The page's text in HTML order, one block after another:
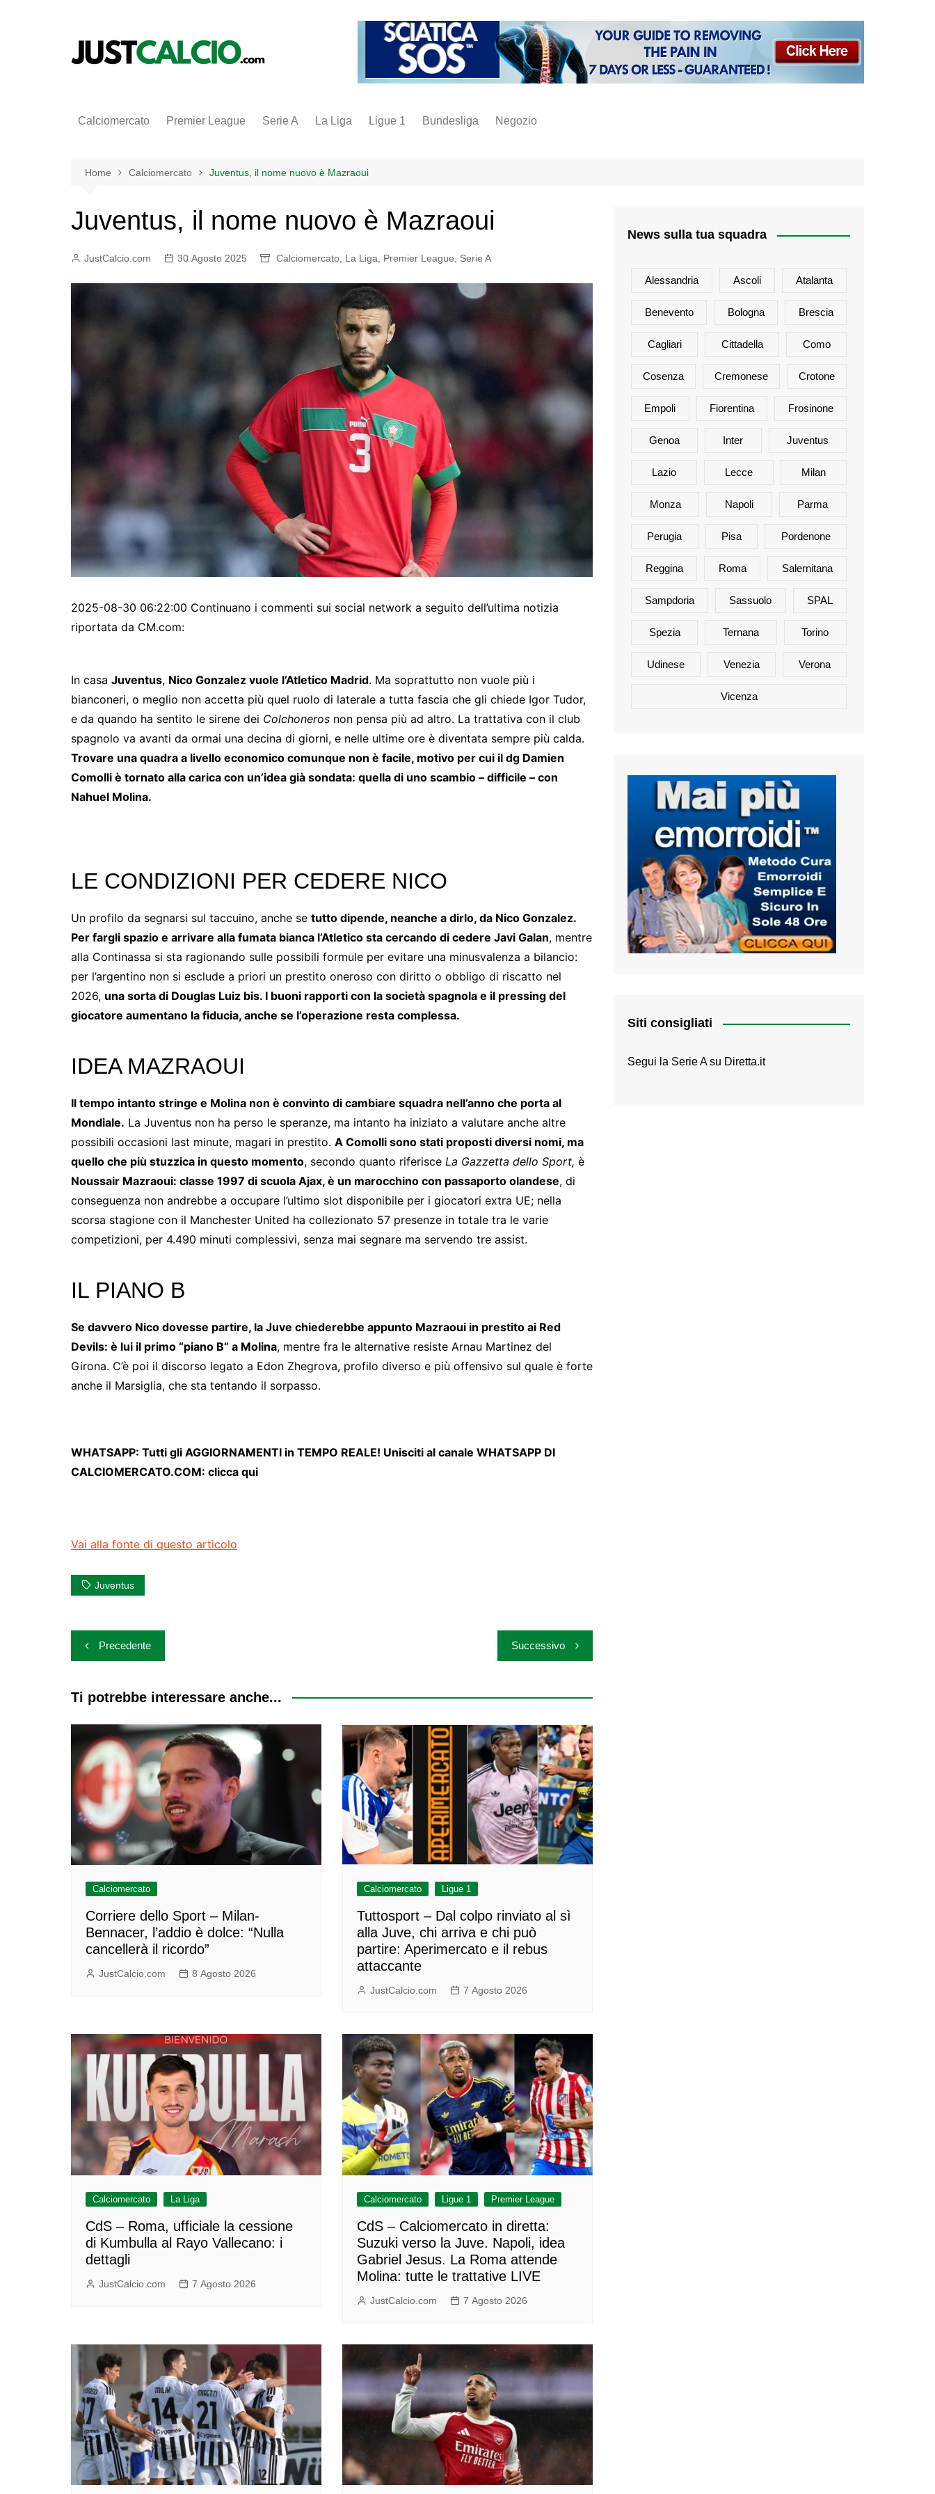
Calciomercato Premier League Serie A La Liga Ligue 1 Bundesliga Negozio
Home Calciomercato Juventus, il nome nuovo è Mazraoui
Juventus, il nome nuovo è Mazraoui
JustCalcio.com 30 Agosto 2025 Calciomercato La Liga Premier League Serie A
2025-08-30 06:22:00 Continuano i commenti sui social network a seguito dell’ultima notizia
riportata da CM.com:
In casa Juventus, Nico Gonzalez vuole l’Atletico Madrid. Ma soprattutto non vuole più i
bianconeri, o meglio non accetta più quel ruolo di laterale a tutta fascia che gli chiede Igor Tudor,
e da quando ha sentito le sirene dei Colchoneros non pensa più ad altro. La trattativa con il club
spagnolo va avanti da ormai una decina di giorni, e nelle ultime ore è diventata sempre più calda.
Trovare una quadra a livello economico comunque non è facile, motivo per cui il dg Damien
Comolli è tornato alla carica con un’idea già sondata: quella di uno scambio – difficile – con
Nahuel Molina.
LE CONDIZIONI PER CEDERE NICO
Un profilo da segnarsi sul taccuino, anche se tutto dipende, neanche a dirlo, da Nico Gonzalez.
Per fargli spazio e arrivare alla fumata bianca l’Atletico sta cercando di cedere Javi Galan, mentre
alla Continassa si sta ragionando sulle possibili formule per evitare una minusvalenza a bilancio:
per l’argentino non si esclude a priori un prestito oneroso con diritto o obbligo di riscatto nel
2026, una sorta di Douglas Luiz bis. I buoni rapporti con la società spagnola e il pressing del
giocatore aumentano la fiducia, anche se l’operazione resta complessa.
IDEA MAZRAOUI
Il tempo intanto stringe e Molina non è convinto di cambiare squadra nell’anno che porta al
Mondiale. La Juventus non ha perso le speranze, ma intanto ha iniziato a valutare anche altre
possibili occasioni last minute, magari in prestito. A Comolli sono stati proposti diversi nomi, ma
quello che più stuzzica in questo momento, secondo quanto riferisce La Gazzetta dello Sport, è
Noussair Mazraoui: classe 1997 di scuola Ajax, è un marocchino con passaporto olandese, di
conseguenza non andrebbe a occupare l’ultimo slot disponibile per i giocatori extra UE; nella
scorsa stagione con il Manchester United ha collezionato 57 presenze in totale tra le varie
competizioni, per 4.490 minuti complessivi, senza mai segnare ma servendo tre assist.
IL PIANO B
Se davvero Nico dovesse partire, la Juve chiederebbe appunto Mazraoui in prestito ai Red
Devils: è lui il primo “piano B” a Molina, mentre fra le alternative resiste Arnau Martinez del
Girona. C’è poi il discorso legato a Edon Zhegrova, profilo diverso e più offensivo sul quale è forte
anche il Marsiglia, che sta tentando il sorpasso.
WHATSAPP: Tutti gli AGGIORNAMENTI in TEMPO REALE! Unisciti al canale WHATSAPP DI
CALCIOMERCATO.COM: clicca qui
Vai alla fonte di questo articolo
Juventus
Navigazione
articoli
Precedente Successivo
Ti potrebbe interessare anche...
Calciomercato
Corriere dello Sport – Milan-
Bennacer, l’addio è dolce: “Nulla
cancellerà il ricordo”
JustCalcio.com 8 Agosto 2026
Calciomercato Ligue 1
Tuttosport – Dal colpo rinviato al sì
alla Juve, chi arriva e chi può
partire: Aperimercato e il rebus
attaccante
JustCalcio.com 7 Agosto 2026
Calciomercato La Liga
CdS – Roma, ufficiale la cessione
di Kumbulla al Rayo Vallecano: i
dettagli
JustCalcio.com 7 Agosto 2026
Calciomercato Ligue 1 Premier League
CdS – Calciomercato in diretta:
Suzuki verso la Juve. Napoli, idea
Gabriel Jesus. La Roma attende
Molina: tutte le trattative LIVE
JustCalcio.com 7 Agosto 2026
News sulla tua squadra
Alessandria Ascoli Atalanta
Benevento Bologna Brescia
Cagliari Cittadella Como
Cosenza Cremonese Crotone
Empoli Fiorentina Frosinone
Genoa Inter Juventus
Lazio Lecce Milan
Monza Napoli Parma
Perugia Pisa Pordenone
Reggina Roma Salernitana
Sampdoria Sassuolo SPAL
Spezia Ternana Torino
Udinese Venezia Verona
Vicenza
Siti consigliati
Segui la Serie A su Diretta.it